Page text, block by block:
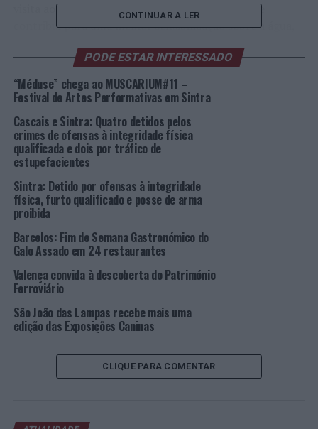
visita ao Reservatório de água da Amoreira, o que
contribui para uma melhor sensibilização sobre a água,
históricos/culturais, usufruindo do contato com a
história.
O percurso é circular com ponto de encontro no
MASMO e a iniciativa é destinada à população em geral.
A inscrição é gratuita e obrigatória, limitada a 25
participantes e pode ser efetuada em:
https://docs.google.com/forms/d/
GGLOmG5Ux_ge0FMW2D4/viewform?
edit_requested=true.
Mais informações através dos contatos:
925207115/925207144 ou por e-mail
Foto: DR.
TÓPICOS RELACIONADOS: CAMINHADA
DESTAQUE
CONTINUAR A LER
PODE ESTAR INTERESSADO
“Méduse” chega ao MUSCARIUM#11 –
Festival de Artes Performativas em Sintra
Cascais e Sintra: Quatro detidos pelos
crimes de ofensas à integridade física
qualificada e dois por tráfico de
estupefacientes
Sintra: Detido por ofensas à integridade
física, furto qualificado e posse de arma
proibida
Barcelos: Fim de Semana Gastronómico do
Galo Assado em 24 restaurantes
Valença convida à descoberta do Património
Ferroviário
São João das Lampas recebe mais uma
edição das Exposições Caninas
CLIQUE PARA COMENTAR